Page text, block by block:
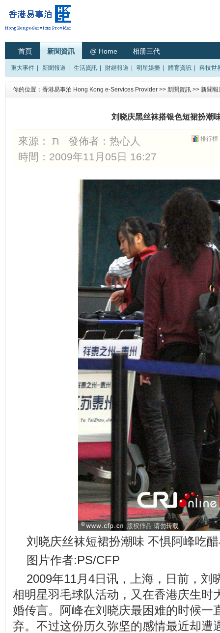
首頁 新聞資訊 @ Home 相册三代
重大事件 新聞報道 生活資訊 財經報道 明星娛樂 體育資訊 科技世
你的位置： 香港易事泊 Hong Kong e-Services Provider >> 新聞資訊 >> 新聞報
刘晓庆黑丝袜搭银色短裙扮潮
排行榜 來源： ת 發佈者： 热心人
時間：2009年11月05日 16:27
刘晓庆丝袜短裙扮潮味 不惧阿峰吃
图片作者:PS/CFP
2009年11月4日讯，上海，日前，刘
相明星羽毛球队活动，又在香港庆生时
婚传言。阿峰在刘晓庆最困难的时候一
弃。不过这份历久弥坚的感情最近却遭